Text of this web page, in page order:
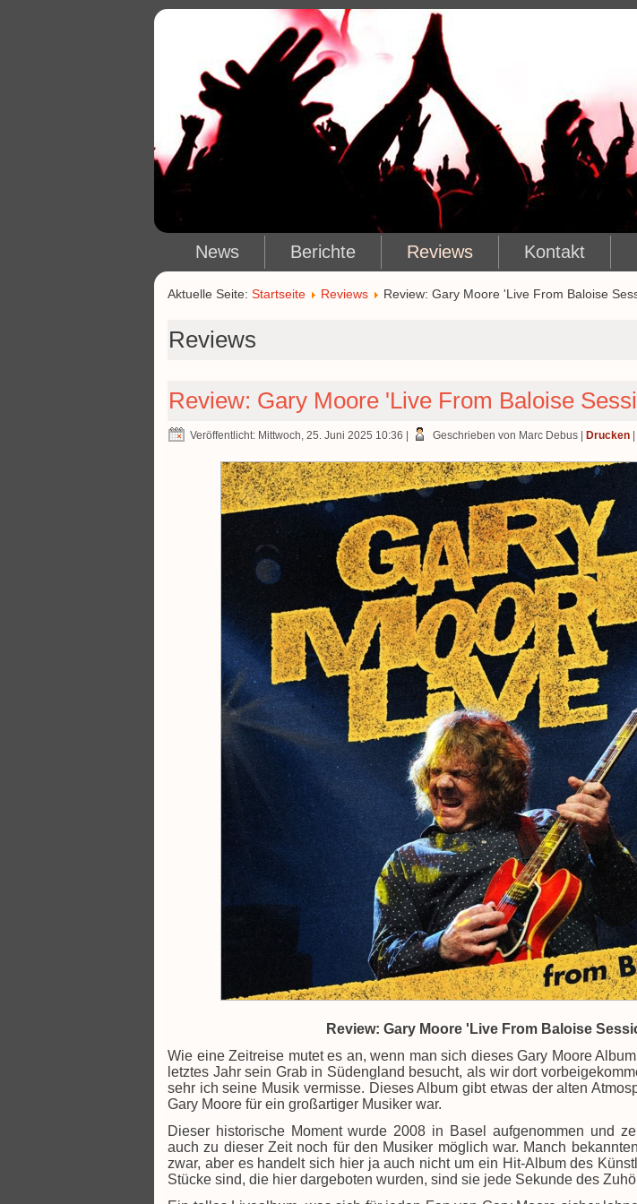
News Berichte Reviews Kontakt
Aktuelle Seite: Startseite Reviews Review: Gary Moore 'Live From Baloise
Reviews
Review: Gary Moore 'Live From Baloise
Veröffentlicht: Mittwoch, 25. Juni 2025 10:36 Geschrieben von Marc Debus Drucken
Review: Gary Moore 'Live From Baloise
Wie eine Zeitreise mutet es an, wenn man sich dieses Gary Moore
letztes Jahr sein Grab in Südengland besucht, als wir dort
sehr ich seine Musik vermisse. Dieses Album gibt etwas der alten
Gary Moore für ein großartiger Musiker war.
Dieser historische Moment wurde 2008 in Basel aufgenommen und
auch zu dieser Zeit noch für den Musiker möglich war. Manch
zwar, aber es handelt sich hier ja auch nicht um ein Hit-Album des
Stücke sind, die hier dargeboten wurden, sind sie jede Sekunde des